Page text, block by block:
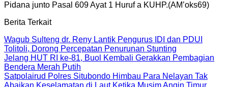
Pidana junto Pasal 609 Ayat 1 Huruf a KUHP.(AM’oks69)
Berita Terkait
Wagub Sulteng dr. Reny Lantik Pengurus IDI dan PDUI
Tolitoli, Dorong Percepatan Penurunan Stunting
Jelang HUT RI ke-81, Buol Kembali Gerakkan Pembagian
Bendera Merah Putih
Satpolairud Polres Situbondo Himbau Para Nelayan Tak
Abaikan Keselamatan di Laut Ketika Musim Angin Timur